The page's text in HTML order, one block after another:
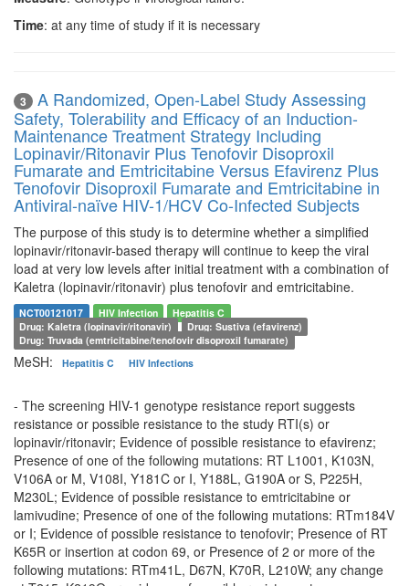
Time: at any time of study if it is necessary
3
A Randomized, Open-Label Study Assessing
Safety, Tolerability and Efficacy of an Induction-
Maintenance Treatment Strategy Including
Lopinavir/Ritonavir Plus Tenofovir Disoproxil
Fumarate and Emtricitabine Versus Efavirenz Plus
Tenofovir Disoproxil Fumarate and Emtricitabine in
Antiviral-naïve HIV-1/HCV Co-Infected Subjects
The purpose of this study is to determine whether a simplified
lopinavir/ritonavir-based therapy will continue to keep the viral
load at very low levels after initial treatment with a combination of
Kaletra (lopinavir/ritonavir) plus tenofovir and emtricitabine.
NCT00121017 HIV Infection
Hepatitis C
Drug: Kaletra (lopinavir/ritonavir)
Drug: Sustiva (efavirenz)
Drug: Truvada (emtricitabine/tenofovir disoproxil fumarate)
MeSH: Hepatitis C HIV Infections
- The screening HIV-1 genotype resistance report suggests
resistance or possible resistance to the study RTI(s) or
lopinavir/ritonavir; Evidence of possible resistance to efavirenz;
Presence of one of the following mutations: RT L1001, K103N,
V106A or M, V108I, Y181C or I, Y188L, G190A or S, P225H,
M230L; Evidence of possible resistance to emtricitabine or
lamivudine; Presence of one of the following mutations: RTm184V
or I; Evidence of possible resistance to tenofovir; Presence of RT
K65R or insertion at codon 69, or Presence of 2 or more of the
following mutations: RTm41L, D67N, K70R, L210W; any change